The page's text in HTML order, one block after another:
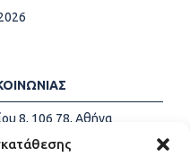
8, 106 78, Αθήνα
2147500